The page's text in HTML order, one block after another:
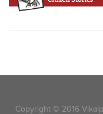
Copyright © 2016